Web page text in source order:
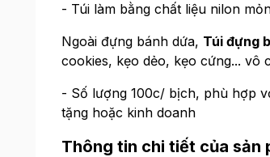
- Túi làm bằng chất liệu nilon
Ngoài đựng bánh dứa, Túi đựng
cookies, kẹo dẻo, kẹo cứng... vô
- Số lượng 100c/ bịch, phù hợp
tặng hoặc kinh doanh
Thông tin chi tiết của sản